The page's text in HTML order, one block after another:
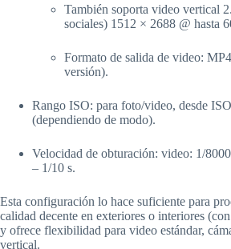
También soporta video vertical
sociales) 1512 × 2688 @ hasta
Formato de salida de video:
versión).
Rango ISO: para foto/video, desde
(dependiendo de modo).
Velocidad de obturación: video: 1/
– 1/10 s.
Esta configuración lo hace suficiente para
calidad decente en exteriores o interiores
y ofrece flexibilidad para video estándar,
vertical.